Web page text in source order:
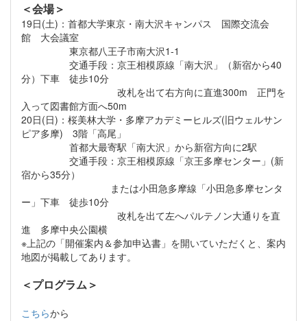
＜会場＞
19日(土)：首都大学東京・南大沢キャンパス 国際交流会
館 大会議室
東京都八王子市南大沢1-1
交通手段：京王相模原線「南大沢」（新宿から40
分）下車 徒歩10分
改札を出て右方向に直進300m 正門を
入って図書館方面へ50m
20日(日)：桜美林大学・多摩アカデミーヒルズ(旧ウェルサン
ピア多摩) 3階「高尾」
首都大最寄駅「南大沢」から新宿方向に2駅
交通手段：京王相模原線「京王多摩センター」(新
宿から35分）
または小田急多摩線「小田急多摩センタ
ー」下車 徒歩10分
改札を出て左へパルテノン大通りを直
進 多摩中央公園横
※上記の「開催案内＆参加申込書」を開いていただくと、案内
地図が掲載してあります。
＜プログラム＞
こちらから